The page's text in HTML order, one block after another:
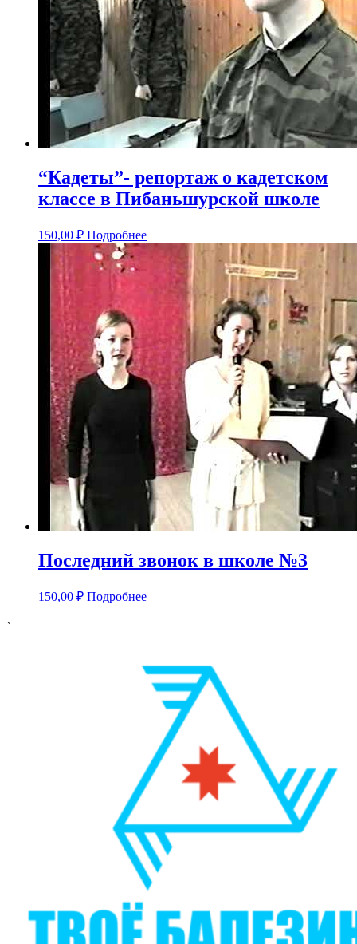
“Кадеты”- репортаж о кадетском
классе в Пибаньшурской школе
150,00 ₽ Подробнее
Последний звонок в школе №3
150,00 ₽ Подробнее
`